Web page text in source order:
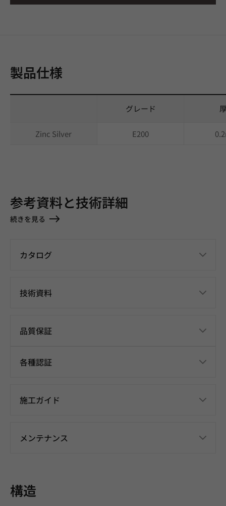
製品仕様
グレード
Zinc Silver E200
参考資料と技術詳細
続きを見る
カタログ
技術資料
品質保証
各種認証
施工ガイド
メンテナンス
構造